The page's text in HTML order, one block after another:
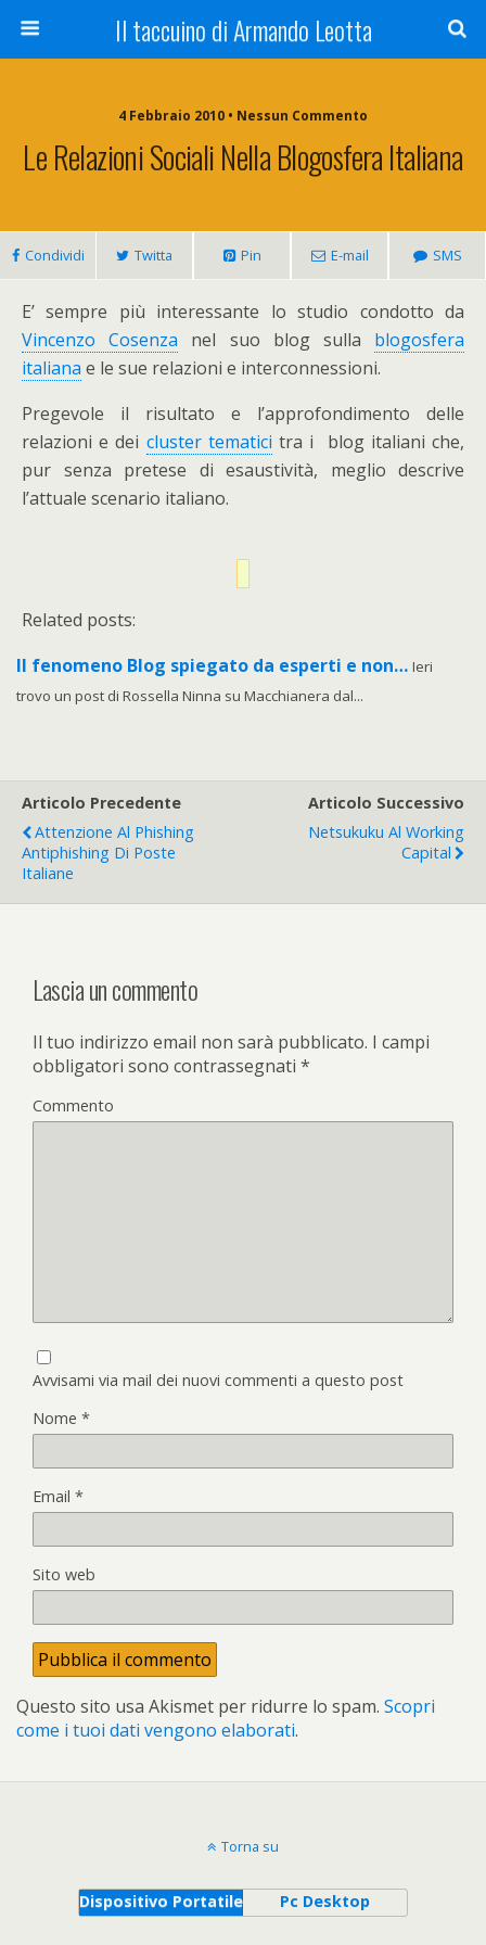
Il taccuino di Armando Leotta
4 Febbraio 2010 • Nessun Commento
Le Relazioni Sociali Nella Blogosfera Italiana
Condividi Twitta Pin E-mail SMS
E’ sempre più interessante lo studio condotto da
Vincenzo Cosenza nel suo blog sulla blogosfera
italiana e le sue relazioni e interconnessioni.
Pregevole il risultato e l’approfondimento delle
relazioni e dei cluster tematici tra i blog italiani che,
pur senza pretese di esaustività, meglio descrive
l’attuale scenario italiano.
Related posts:
Il fenomeno Blog spiegato da esperti e non… Ieri
trovo un post di Rossella Ninna su Macchianera dal...
Articolo Precedente
Attenzione Al Phishing
Antiphishing Di Poste
Italiane
Articolo Successivo
Netsukuku Al Working
Capital
Lascia un commento
Il tuo indirizzo email non sarà pubblicato. I campi
obbligatori sono contrassegnati *
Commento
Avvisami via mail dei nuovi commenti a questo post
Nome *
Email *
Sito web
Questo sito usa Akismet per ridurre lo spam. Scopri
come i tuoi dati vengono elaborati.
Torna su
Dispositivo Portatile Pc Desktop